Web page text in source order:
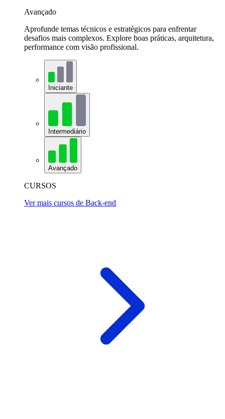
Avançado
Aprofunde temas técnicos e estratégicos para enfrentar
desafios mais complexos. Explore boas práticas, arquitetura,
performance com visão profissional.
Iniciante
Intermediário
Avançado
CURSOS
Ver mais cursos de Back-end